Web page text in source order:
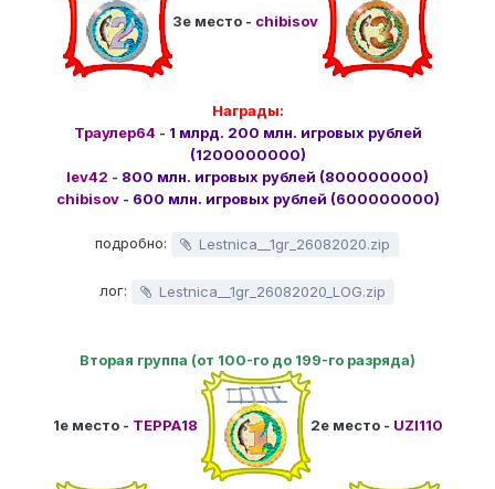
3е место - chibisov
Награды:
Траулер64- 1 млрд. 200 млн. игровых рублей
(1200000000)
Iev42 - 800 млн. игровых рублей (800000000)
chibisov- 600 млн. игровых рублей (600000000)
подробно: Lestnica__1gr_26082020.zip
лог: Lestnica__1gr_26082020_LOG.zip
Вторая группа (от 100-го до 199-го разряда)
1е место - ТЕРРА18 2е место - UZI110